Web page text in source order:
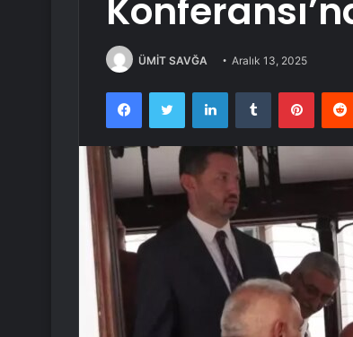
ÜMİT SAVĞA Aralık 13, 2025
FacebookTwitter LinkedInTumblr